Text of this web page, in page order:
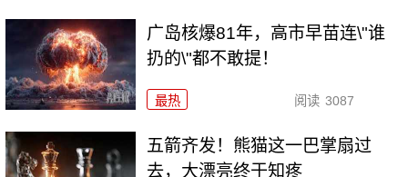
广岛核爆81年，高市早苗连\"谁
扔的\"都不敢提！
最热 阅读 3087
五箭齐发！熊猫这一巴掌扇过
去，大漂亮终于知疼